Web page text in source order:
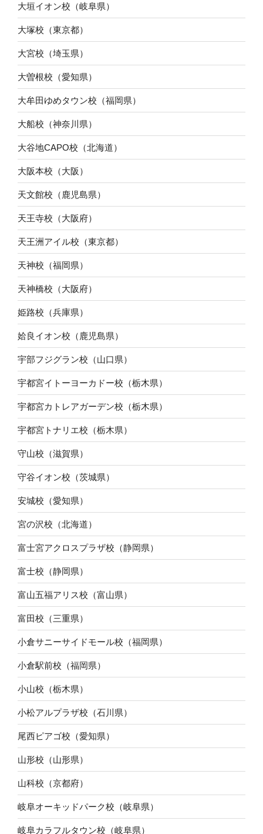
大垣イオン校（岐阜県）
大塚校（東京都）
大宮校（埼玉県）
大曽根校（愛知県）
大牟田ゆめタウン校（福岡県）
大船校（神奈川県）
大谷地CAPO校（北海道）
大阪本校（大阪）
天文館校（鹿児島県）
天王寺校（大阪府）
天王洲アイル校（東京都）
天神校（福岡県）
天神橋校（大阪府）
姫路校（兵庫県）
姶良イオン校（鹿児島県）
宇部フジグラン校（山口県）
宇都宮イトーヨーカドー校（栃木県）
宇都宮カトレアガーデン校（栃木県）
宇都宮トナリエ校（栃木県）
守山校（滋賀県）
守谷イオン校（茨城県）
安城校（愛知県）
宮の沢校（北海道）
富士宮アクロスプラザ校（静岡県）
富士校（静岡県）
富山五福アリス校（富山県）
富田校（三重県）
小倉サニーサイドモール校（福岡県）
小倉駅前校（福岡県）
小山校（栃木県）
小松アルプラザ校（石川県）
尾西ピアゴ校（愛知県）
山形校（山形県）
山科校（京都府）
岐阜オーキッドパーク校（岐阜県）
岐阜カラフルタウン校（岐阜県）